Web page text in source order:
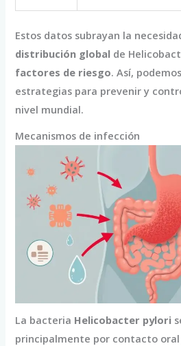
Estos datos subrayan la
distribución global de
factores de riesgo. Así,
estrategias para prevenir y
nivel mundial.
Mecanismos de infección
La bacteria Helicobacter pylori
principalmente por contacto